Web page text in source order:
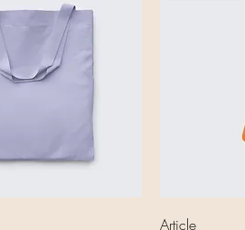
Article